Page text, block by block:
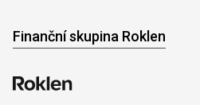
Finanční skupina Roklen